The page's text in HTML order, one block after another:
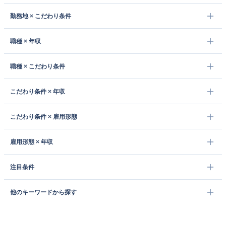
勤務地 × こだわり条件
職種 × 年収
職種 × こだわり条件
こだわり条件 × 年収
こだわり条件 × 雇用形態
雇用形態 × 年収
注目条件
他のキーワードから探す